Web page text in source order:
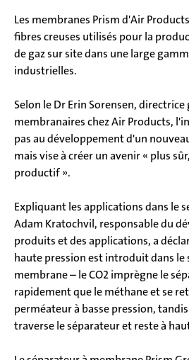
Les membranes Prism d'Air
fibres creuses utilisés pour la
de gaz sur site dans une large
industrielles.
Selon le Dr Erin Sorensen,
membranaires chez Air Products,
pas au développement d'un
mais vise à créer un avenir « plus
productif ».
Expliquant les applications dans le
Adam Kratochvil, responsable du
produits et des applications, a
haute pression est introduit dans le
membrane – le CO2 imprègne le
rapidement que le méthane et se
perméateur à basse pression,
traverse le séparateur et reste à